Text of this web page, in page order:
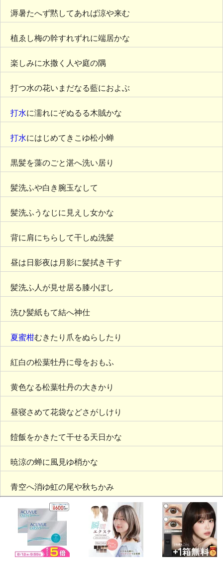
溽暑たへず黙してあれば涼や来む
植ゑし梅の幹すれずれに端居かな
楽しみに水撒く人や庭の隅
打つ水の花いまだなる藍におよぶ
打水に濡れにぞぬるる木賊かな
打水にはじめてきこゆ松小蝉
黒髪を藻のごと湛へ洗い居り
髪洗ふや白き腕玉なして
髪洗ふうなじに見えし女かな
背に肩にちらして干しぬ洗髪
昼は日影夜は月影に髪拭き干す
髪洗ふ人が見せ居る膝小ぼし
洗ひ髪紙もて結へ神仕
夏蜜柑むきたり爪をぬらしたり
紅白の松葉牡丹に母をおもふ
黄色なる松葉牡丹の大きかり
昼寝さめて花袋などさがしけり
饐飯をかきたて干せる天日かな
暁涼の蝉に風見ゆ梢かな
青空へ消ゆ虹の尾や秋ちかみ